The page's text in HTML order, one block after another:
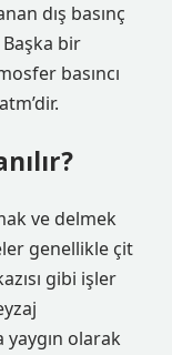
dış basınç
bir
basıncı
ve delmek
genellikle çit
gibi işler
olarak